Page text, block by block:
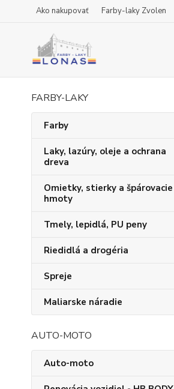
Ako nakupovať Farby-laky Zvolen
FARBY-LAKY
Farby
Laky, lazúry, oleje a ochrana
dreva
Omietky, stierky a špárovacie
hmoty
Tmely, lepidlá, PU peny
Riedidlá a drogéria
Spreje
Maliarske náradie
AUTO-MOTO
Auto-moto